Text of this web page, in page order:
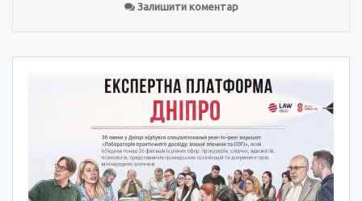
Залишити коментар